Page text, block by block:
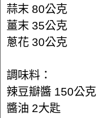
蒜末 80公克
薑末 35公克
蔥花 30公克
調味料：
辣豆瓣醬 150公克
醬油 2大匙